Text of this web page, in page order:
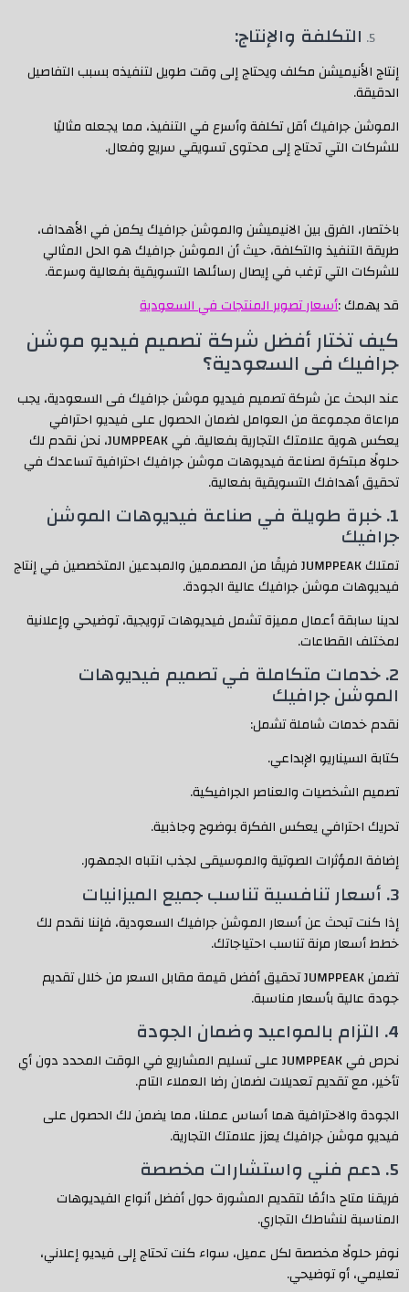
التكلفة والإنتاج:
إنتاج الأنيميشن مكلف ويحتاج إلى وقت طويل لتنفيذه بسبب التفاصيل
الدقيقة.
الموشن جرافيك أقل تكلفة وأسرع في التنفيذ، مما يجعله مثاليًا
للشركات التي تحتاج إلى محتوى تسويقي سريع وفعال.
باختصار، الفرق بين الانيميشن والموشن جرافيك يكمن في الأهداف،
طريقة التنفيذ والتكلفة، حيث أن الموشن جرافيك هو الحل المثالي
للشركات التي ترغب في إيصال رسائلها التسويقية بفعالية وسرعة.
قد يهمك :أسعار تصوير المنتجات في السعودية
كيف تختار أفضل شركة تصميم فيديو موشن
جرافيك فى السعودية؟
عند البحث عن شركة تصميم فيديو موشن جرافيك فى السعودية، يجب
مراعاة مجموعة من العوامل لضمان الحصول على فيديو احترافي
يعكس هوية علامتك التجارية بفعالية. في JUMPPEAK، نحن نقدم لك
حلولًا مبتكرة لصناعة فيديوهات موشن جرافيك احترافية تساعدك في
تحقيق أهدافك التسويقية بفعالية.
1. خبرة طويلة في صناعة فيديوهات الموشن
جرافيك
تمتلك JUMPPEAK فريقًا من المصممين والمبدعين المتخصصين في إنتاج
فيديوهات موشن جرافيك عالية الجودة.
لدينا سابقة أعمال مميزة تشمل فيديوهات ترويجية، توضيحي وإعلانية
لمختلف القطاعات.
2. خدمات متكاملة في تصميم فيديوهات
الموشن جرافيك
نقدم خدمات شاملة تشمل:
كتابة السيناريو الإبداعي.
تصميم الشخصيات والعناصر الجرافيكية.
تحريك احترافي يعكس الفكرة بوضوح وجاذبية.
إضافة المؤثرات الصوتية والموسيقى لجذب انتباه الجمهور.
3. أسعار تنافسية تناسب جميع الميزانيات
إذا كنت تبحث عن أسعار الموشن جرافيك السعودية، فإننا نقدم لك
خطط أسعار مرنة تناسب احتياجاتك.
تضمن JUMPPEAK تحقيق أفضل قيمة مقابل السعر من خلال تقديم
جودة عالية بأسعار مناسبة.
4. التزام بالمواعيد وضمان الجودة
نحرص في JUMPPEAK على تسليم المشاريع في الوقت المحدد دون أي
تأخير، مع تقديم تعديلات لضمان رضا العملاء التام.
الجودة والاحترافية هما أساس عملنا، مما يضمن لك الحصول على
فيديو موشن جرافيك يعزز علامتك التجارية.
5. دعم فني واستشارات مخصصة
فريقنا متاح دائمًا لتقديم المشورة حول أفضل أنواع الفيديوهات
المناسبة لنشاطك التجاري.
نوفر حلولًا مخصصة لكل عميل، سواء كنت تحتاج إلى فيديو إعلاني،
تعليمي، أو توضيحي.